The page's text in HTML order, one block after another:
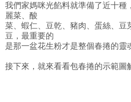
我們家媽咪光餡料就準備了近十種
麗菜、酸
菜、蝦仁、豆乾、豬肉、蛋絲、豆
豆，最重要的
是那一盆花生粉才是整個春捲的靈
接下來，就來看看包春捲的示範圖